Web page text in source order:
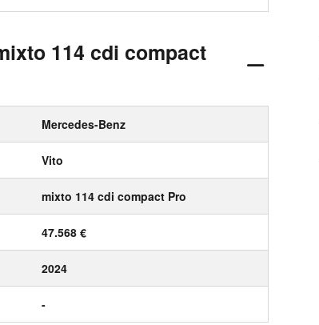
114 cdi compact
Mercedes-Benz
Vito
mixto 114 cdi compact Pro
47.568 €
2024
-